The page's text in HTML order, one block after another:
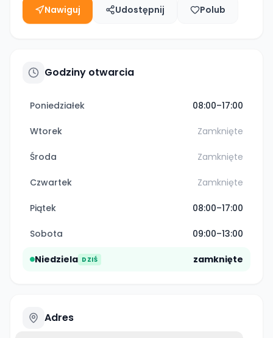
Nawiguj Udostępnij Polub
Godziny otwarcia
Poniedziałek 08:00–17:00
Wtorek Zamknięte
Środa Zamknięte
Czwartek Zamknięte
Piątek 08:00–17:00
Sobota 09:00–13:00
Niedziela DZIŚ zamknięte
Adres